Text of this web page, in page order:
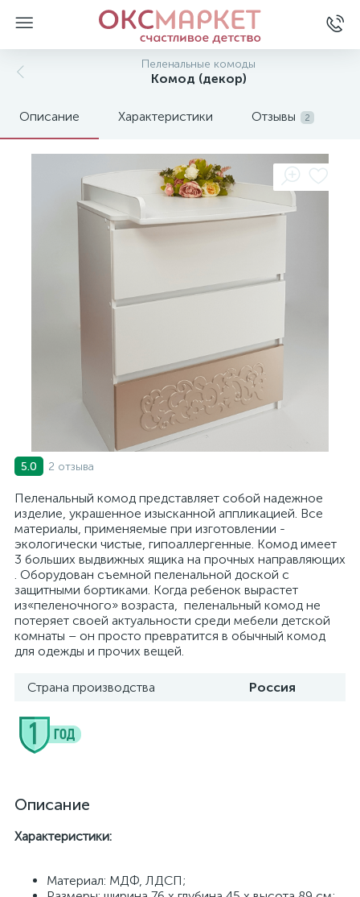
Пеленальные комоды
Комод (декор)
Описание Характеристики Отзывы 2
5.0 2 отзыва
Пеленальный комод представляет собой надежное
изделие, украшенное изысканной аппликацией. Все
материалы, применяемые при изготовлении -
экологически чистые, гипоаллергенные. Комод имеет
3 больших выдвижных ящика на прочных направляющих
. Оборудован съемной пеленальной доской с
защитными бортиками. Когда ребенок вырастет
из«пеленочного» возраста, пеленальный комод не
потеряет своей актуальности среди мебели детской
комнаты – он просто превратится в обычный комод
для одежды и прочих вещей.
Страна производства Россия
Описание
Характеристики:
Материал: МДФ, ЛДСП;